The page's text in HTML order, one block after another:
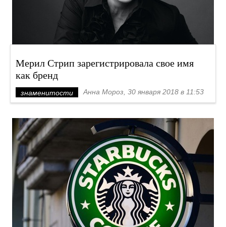
Мерил Стрип зарегистрировала свое имя
как бренд
знаменитости Анна Мороз, 30 января 2018 в 11:53